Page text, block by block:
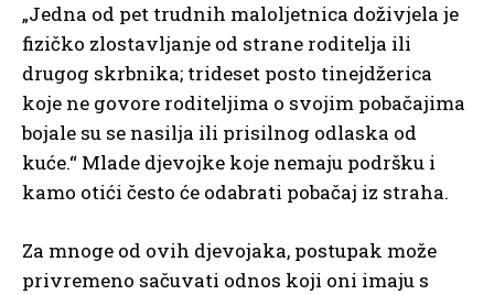
„Jedna od pet trudnih maloljetnica doživjela je
fizičko zlostavljanje od strane roditelja ili
drugog skrbnika; trideset posto tinejdžerica
koje ne govore roditeljima o svojim pobačajima
bojale su se nasilja ili prisilnog odlaska od
kuće.“ Mlade djevojke koje nemaju podršku i
kamo otići često će odabrati pobačaj iz straha.
Za mnoge od ovih djevojaka, postupak može
privremeno sačuvati odnos koji oni imaju s